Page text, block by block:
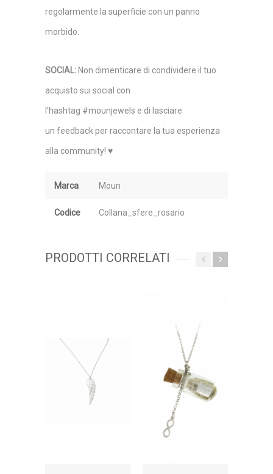
regolarmente la superficie con un panno
morbido.
SOCIAL: Non dimenticare di condividere il tuo
acquisto sui social con
l'hashtag #mounjewels e di lasciare
un feedback per raccontare la tua esperienza
alla community! ♥
Marca Moun
Codice Collana_sfere_rosario
PRODOTTI CORRELATI